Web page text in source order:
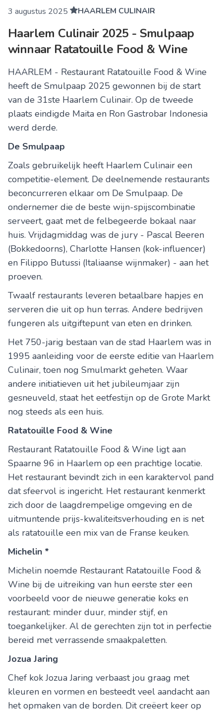
3 augustus 2025 HAARLEM CULINAIR
Haarlem Culinair 2025 - Smulpaap
winnaar Ratatouille Food & Wine
HAARLEM - Restaurant Ratatouille Food & Wine
heeft de Smulpaap 2025 gewonnen bij de start
van de 31ste Haarlem Culinair. Op de tweede
plaats eindigde Maita en Ron Gastrobar Indonesia
werd derde.
De Smulpaap
Zoals gebruikelijk heeft Haarlem Culinair een
competitie-element. De deelnemende restaurants
beconcurreren elkaar om De Smulpaap. De
ondernemer die de beste wijn-spijscombinatie
serveert, gaat met de felbegeerde bokaal naar
huis. Vrijdagmiddag was de jury - Pascal Beeren
(Bokkedoorns), Charlotte Hansen (kok-influencer)
en Filippo Butussi (Italiaanse wijnmaker) - aan het
proeven.
Twaalf restaurants leveren betaalbare hapjes en
serveren die uit op hun terras. Andere bedrijven
fungeren als uitgiftepunt van eten en drinken.
Het 750-jarig bestaan van de stad Haarlem was in
1995 aanleiding voor de eerste editie van Haarlem
Culinair, toen nog Smulmarkt geheten. Waar
andere initiatieven uit het jubileumjaar zijn
gesneuveld, staat het eetfestijn op de Grote Markt
nog steeds als een huis.
Ratatouille Food & Wine
Restaurant Ratatouille Food & Wine ligt aan
Spaarne 96 in Haarlem op een prachtige locatie.
Het restaurant bevindt zich in een karaktervol pand
dat sfeervol is ingericht. Het restaurant kenmerkt
zich door de laagdrempelige omgeving en de
uitmuntende prijs-kwaliteitsverhouding en is net
als ratatouille een mix van de Franse keuken.
Michelin *
Michelin noemde Restaurant Ratatouille Food &
Wine bij de uitreiking van hun eerste ster een
voorbeeld voor de nieuwe generatie koks en
restaurant: minder duur, minder stijf, en
toegankelijker. Al de gerechten zijn tot in perfectie
bereid met verrassende smaakpaletten.
Jozua Jaring
Chef kok Jozua Jaring verbaast jou graag met
kleuren en vormen en besteedt veel aandacht aan
het opmaken van de borden. Dit creëert keer op